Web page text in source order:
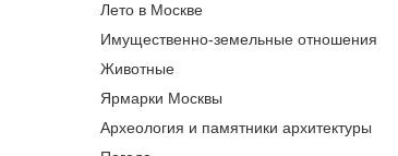
Лето в Москве
Имущественно-земельные отношения
Животные
Ярмарки Москвы
Археология и памятники архитектуры